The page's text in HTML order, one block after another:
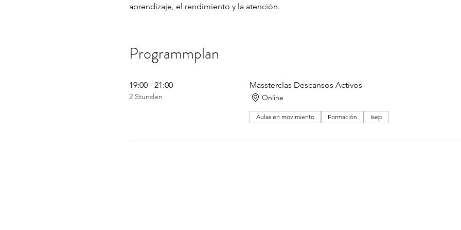
aprendizaje, el rendimiento y la atención.
Programmplan
19:00 - 21:00
2 Stunden
Massterclas Descansos Activos
Online
Aulas en movimiento Formación Isep